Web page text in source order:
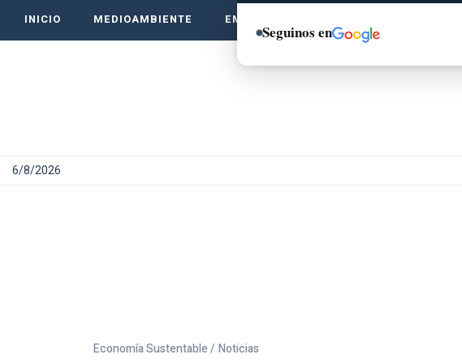
INICIO MEDIOAMBIENTE EMPRENDE VERDE
6/8/2026
Economía Sustentable / Noticias
Seguinos en